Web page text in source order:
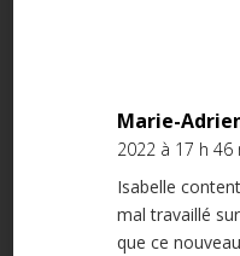
Marie-
2022 à 17 h 46
Isabelle
mal travaillé
que ce